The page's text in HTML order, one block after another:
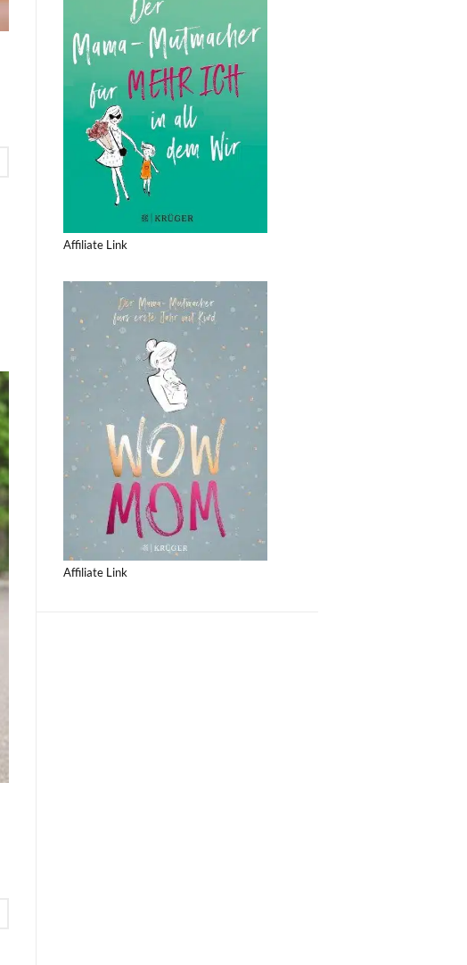
Affiliate Link
Affiliate Link